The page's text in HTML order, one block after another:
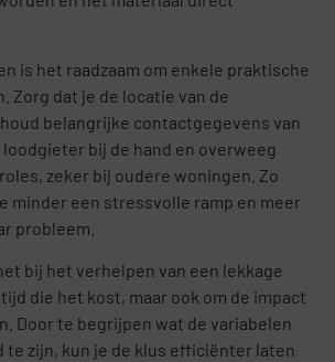
is het raadzaam om enkele praktische
Zorg dat je de locatie van de
belangrijke contactgegevens van
bij de hand en overweeg
zeker bij oudere woningen. Zo
minder een stressvolle ramp en meer
probleem.
bij het verhelpen van een lekkage
die het kost, maar ook om de impact
Door te begrijpen wat de variabelen
te zijn, kun je de klus efficiënter laten